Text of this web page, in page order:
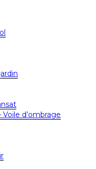
Voile d’ombrage